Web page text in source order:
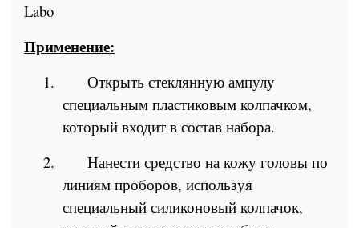
Labo
Применение:
1.
Открыть стеклянную ампулу
специальным пластиковым колпачком,
который входит в состав набора.
2.
Нанести средство на кожу головы по
линиям проборов, используя
специальный силиконовый колпачок,